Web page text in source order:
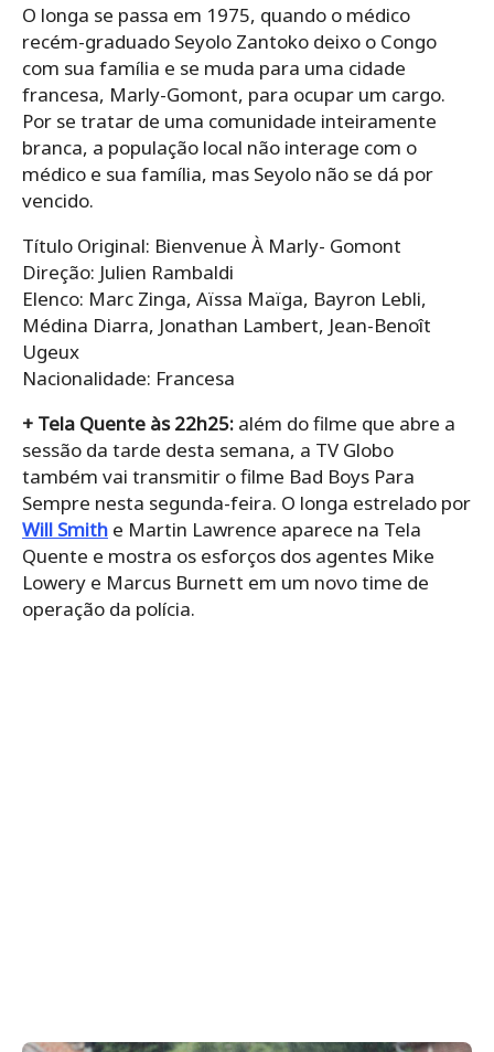
O longa se passa em 1975, quando o médico
recém-graduado Seyolo Zantoko deixo o Congo
com sua família e se muda para uma cidade
francesa, Marly-Gomont, para ocupar um cargo.
Por se tratar de uma comunidade inteiramente
branca, a população local não interage com o
médico e sua família, mas Seyolo não se dá por
vencido.
Título Original: Bienvenue À Marly- Gomont
Direção: Julien Rambaldi
Elenco: Marc Zinga, Aïssa Maïga, Bayron Lebli,
Médina Diarra, Jonathan Lambert, Jean-Benoît
Ugeux
Nacionalidade: Francesa
+ Tela Quente às 22h25: além do filme que abre a
sessão da tarde desta semana, a TV Globo
também vai transmitir o filme Bad Boys Para
Sempre nesta segunda-feira. O longa estrelado por
Will Smith e Martin Lawrence aparece na Tela
Quente e mostra os esforços dos agentes Mike
Lowery e Marcus Burnett em um novo time de
operação da polícia.